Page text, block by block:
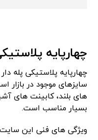
چهارپایه پلاستیکی
سایزهای موجود در
های بلند، کابینت های
بسیار مناسب است.
ویژگی های فنی این